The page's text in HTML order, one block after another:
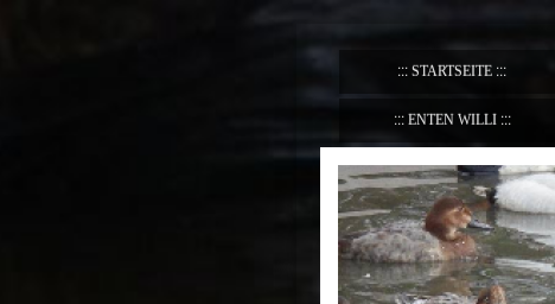
STARTSEITE
ENTEN WILLI